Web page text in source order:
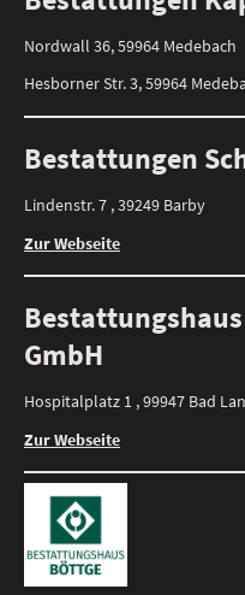
Nordwall 36, 59964 Medebach
Hesborner Str. 3, 59964
Bestattungen
Lindenstr. 7 , 39249 Barby
Zur Webseite
GmbH
Hospitalplatz 1 , 99947 Bad
Zur Webseite